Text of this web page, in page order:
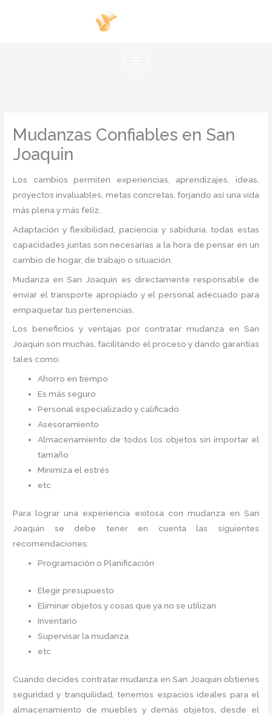
Mudanzas Confiables en San
Joaquin
Los cambios permiten experiencias, aprendizajes, ideas,
proyectos invaluables, metas concretas, forjando así una vida
más plena y más feliz.
Adaptación y flexibilidad, paciencia y sabiduría, todas estas
capacidades juntas son necesarias a la hora de pensar en un
cambio de hogar, de trabajo o situación.
Mudanza en San Joaquin es directamente responsable de
enviar el transporte apropiado y el personal adecuado para
empaquetar tus pertenencias.
Los beneficios y ventajas por contratar mudanza en San
Joaquin son muchas, facilitando el proceso y dando garantías
tales como:
Ahorro en tiempo
Es más seguro
Personal especializado y calificado
Asesoramiento
Almacenamiento de todos los objetos sin importar el
tamaño
Minimiza el estrés
etc
Para lograr una experiencia exitosa con mudanza en San
Joaquin
se debe tener en cuenta las siguientes
recomendaciones:
Programación o Planificación
Elegir presupuesto
Eliminar objetos y cosas que ya no se utilizan
Inventario
Supervisar la mudanza
etc
Cuando decides contratar mudanza en San Joaquin obtienes
seguridad y tranquilidad, tenemos espacios ideales para el
almacenamiento de muebles y demás objetos, desde el